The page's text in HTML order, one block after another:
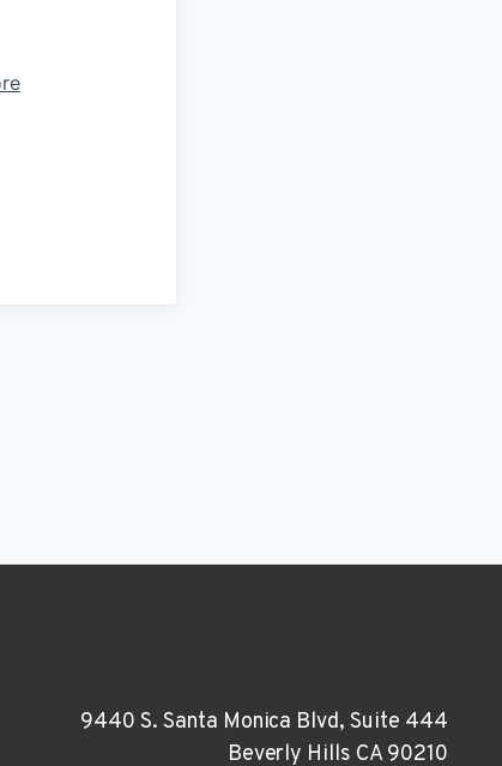
9440 S. Santa Monica Blvd, Suite 444
Beverly Hills CA 90210